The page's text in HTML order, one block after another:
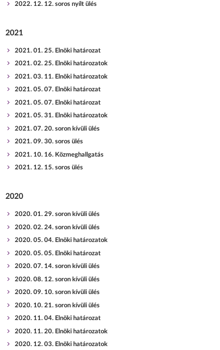
2022. 12. 12. soros nyílt ülés
2021
2021. 01. 25. Elnöki határozat
2021. 02. 25. Elnöki határozatok
2021. 03. 11. Elnöki határozatok
2021. 05. 07. Elnöki határozat
2021. 05. 07. Elnöki határozat
2021. 05. 31. Elnöki határozatok
2021. 07. 20. soron kívüli ülés
2021. 09. 30. soros ülés
2021. 10. 16. Közmeghallgatás
2021. 12. 15. soros ülés
2020
2020. 01. 29. soron kívüli ülés
2020. 02. 24. soron kívüli ülés
2020. 05. 04. Elnöki határozatok
2020. 05. 05. Elnöki határozat
2020. 07. 14. soron kívüli ülés
2020. 08. 12. soron kívüli ülés
2020. 09. 10. soron kívüli ülés
2020. 10. 21. soron kívüli ülés
2020. 11. 04. Elnöki határozat
2020. 11. 20. Elnöki határozatok
2020. 12. 03. Elnöki határozatok